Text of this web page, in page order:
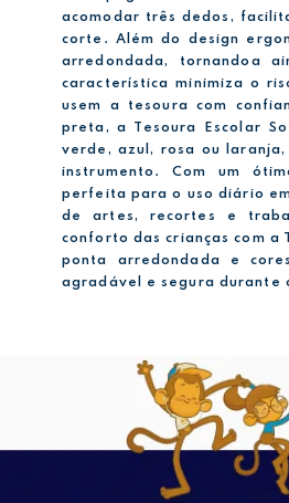
acomodar três dedos,
corte. Além do design
arredondada, tornandoa
característica minimiza o
usem a tesoura com
preta, a Tesoura Escolar
verde, azul, rosa ou
instrumento. Com um
perfeita para o uso diário
de artes, recortes e
conforto das crianças com a
ponta arredondada e
agradável e segura durante